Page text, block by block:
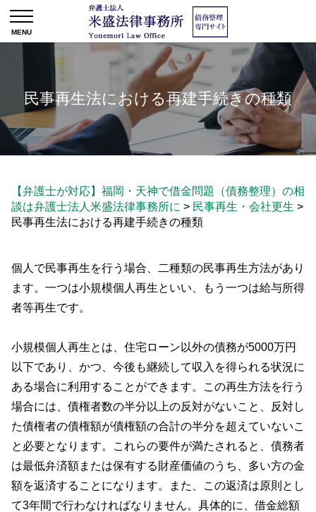
民事再生法における再建手続きの種類
【弁護士が対応】福岡・天神で借金問題（債務整理）の相
談は弁護士法人米盛法律事務所に > 民事再生・会社更生 >
民事再生法における再建手続きの種類
個人で民事再生を行う場合、二種類の民事再生方法があり
ます。一つは小規模個人再生といい、もう一つは給与所得
者等再生です。
小規模個人再生とは、住宅ローン以外の債務が5000万円
以下であり、かつ、今後も継続して収入を得られる状況に
ある場合に利用することができます。この再生方法を行う
場合には、債権者数の半分以上の反対がないこと、反対し
た債権者の債権額が債権額の合計の半分を超えていないこ
と必要となります。これらの要件が満たされると、債務者
は最低弁済額または保有する財産価値のうち、多い方の金
額を返済することになります。また、この返済は原則とし
て3年間で行わなければなりません。具体的に、借金総額